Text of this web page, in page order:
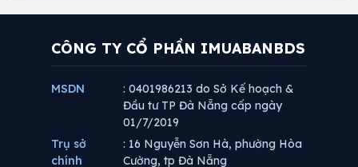
CÔNG TY CỔ PHẦN IMUABANBDS
MSDN
: 0401986213 do Sở Kế hoạch &
Đầu tư TP Đà Nẵng cấp ngày
01/7/2019
Trụ sở
chính
: 16 Nguyễn Sơn Hà, phường Hòa
Cường, tp Đà Nẵng